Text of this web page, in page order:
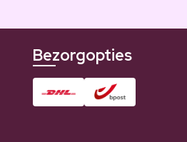
Bezorgopties